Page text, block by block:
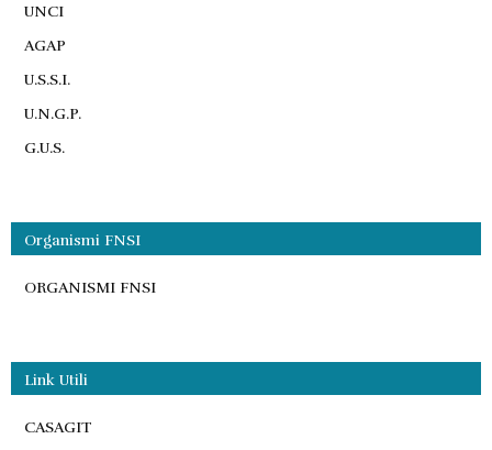
UNCI
AGAP
U.S.S.I.
U.N.G.P.
G.U.S.
Organismi FNSI
ORGANISMI FNSI
Link Utili
CASAGIT